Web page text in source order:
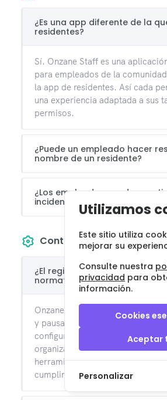
¿Es una app diferente de la
residentes?
Sí. Onzane Staff es una
para empleados de la
la app de residentes. Así cada
una experiencia adaptada a sus
permisos.
¿Puede un empleado hacer
nombre de un residente?
¿Los empleados pueden
incidencias desde el móvil?
Control operativo
¿El registro horario cumple
normativa laboral?
Onzane Staff permite registrar
y pausas con trazabilidad
configuración concreta debe
organización laboral de cada
herramienta está diseñada para
cumplimiento.
Utilizamos
Este sitio utiliza
mejorar su
Consulte nuestra
privacidad para
información.
Cookies
Aceptar
Personalizar